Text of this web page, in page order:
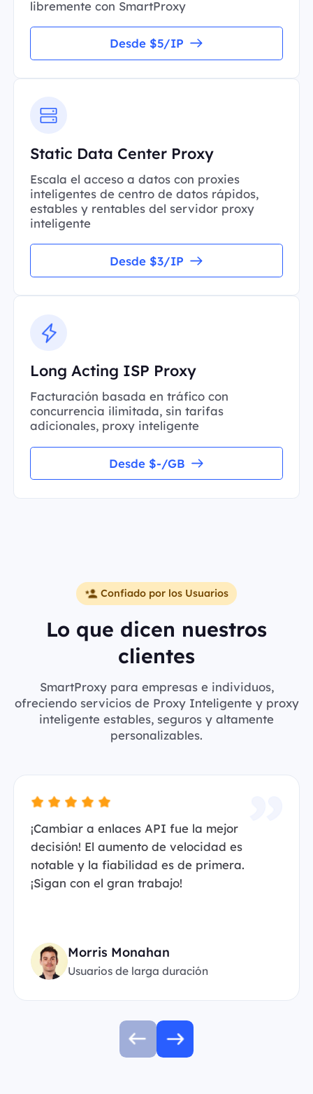
libremente con SmartProxy
Desde $5/IP
Static Data Center Proxy
Escala el acceso a datos con proxies
inteligentes de centro de datos rápidos,
estables y rentables del servidor proxy
inteligente
Desde $3/IP
Long Acting ISP Proxy
Facturación basada en tráfico con
concurrencia ilimitada, sin tarifas
adicionales, proxy inteligente
Desde $-/GB
Confiado por los Usuarios
Lo que dicen nuestros
clientes
SmartProxy para empresas e individuos,
ofreciendo servicios de Proxy Inteligente y proxy
inteligente estables, seguros y altamente
personalizables.
¡Cambiar a enlaces API fue la mejor
decisión! El aumento de velocidad es
notable y la fiabilidad es de primera.
¡Sigan con el gran trabajo!
Morris Monahan
Usuarios de larga duración